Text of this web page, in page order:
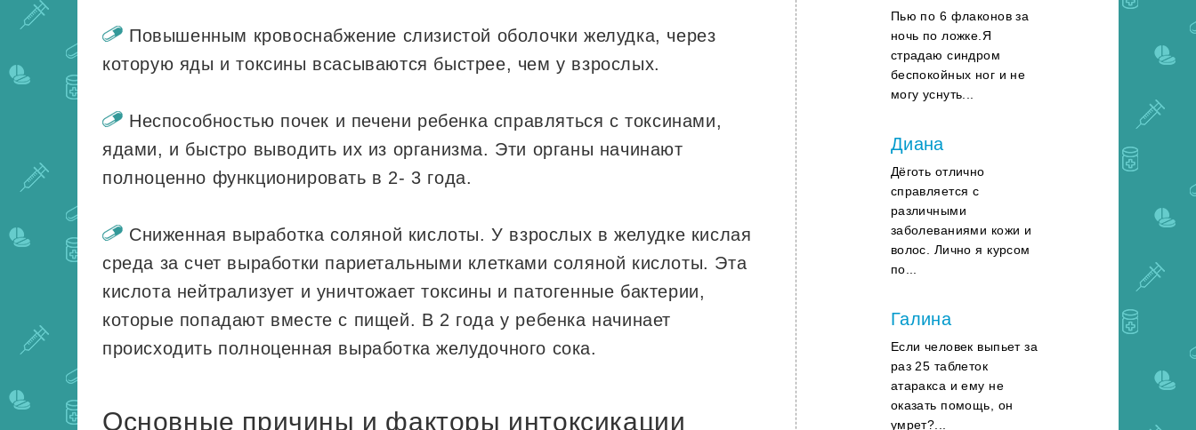
Повышенным кровоснабжение слизистой оболочки желудка, через
которую яды и токсины всасываются быстрее, чем у взрослых.
Неспособностью почек и печени ребенка справляться с токсинами,
ядами, и быстро выводить их из организма. Эти органы начинают
полноценно функционировать в 2- 3 года.
Сниженная выработка соляной кислоты. У взрослых в желудке кислая
среда за счет выработки париетальными клетками соляной кислоты. Эта
кислота нейтрализует и уничтожает токсины и патогенные бактерии,
которые попадают вместе с пищей. В 2 года у ребенка начинает
происходить полноценная выработка желудочного сока.
Основные причины и факторы интоксикации
Пью по 6 флаконов за
ночь по ложке.Я
страдаю синдром
беспокойных ног и не
могу уснуть...
Диана
Дёготь отлично
справляется с
различными
заболеваниями кожи и
волос. Лично я курсом
по...
Галина
Если человек выпьет за
раз 25 таблеток
атаракса и ему не
оказать помощь, он
умрет?...